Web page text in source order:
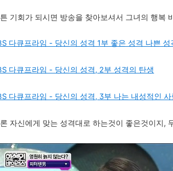
기회가 되시면 방송을 찾아보셔서 그녀의 행복
다큐프라임 - 당신의 성격 1부 좋은 성격 나쁜
다큐프라임 - 당신의 성격, 2부 성격의 탄생
다큐프라임 - 당신의 성격, 3부 나는 내성적인
자신에게 맞는 성격대로 하는것이 좋은것이지,